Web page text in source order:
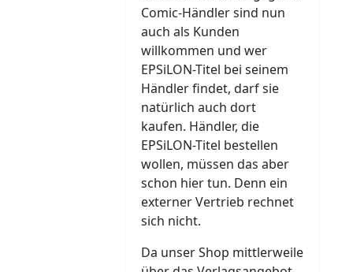
Comic-Händler sind nun
auch als Kunden
willkommen und wer
EPSiLON-Titel bei seinem
Händler findet, darf sie
natürlich auch dort
kaufen. Händler, die
EPSiLON-Titel bestellen
wollen, müssen das aber
schon hier tun. Denn ein
externer Vertrieb rechnet
sich nicht.
Da unser Shop mittlerweile